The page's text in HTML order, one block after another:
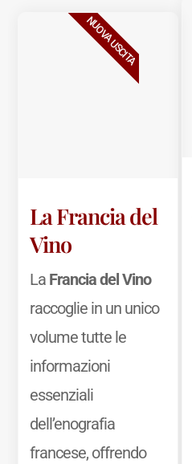
La Francia del
Vino
La Francia del Vino
raccoglie in un unico
volume tutte le
informazioni
essenziali
dell’enografia
francese, offrendo
NUOVA USCITA